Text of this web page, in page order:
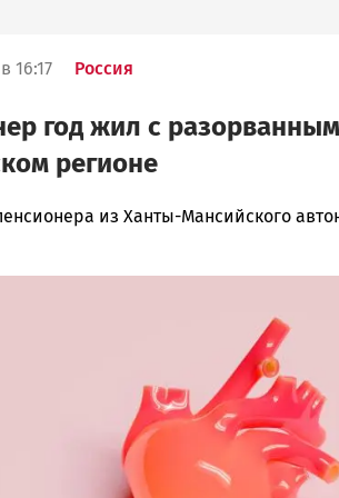
16:17 Россия
год жил с
регионе
из Ханты-Мансийского